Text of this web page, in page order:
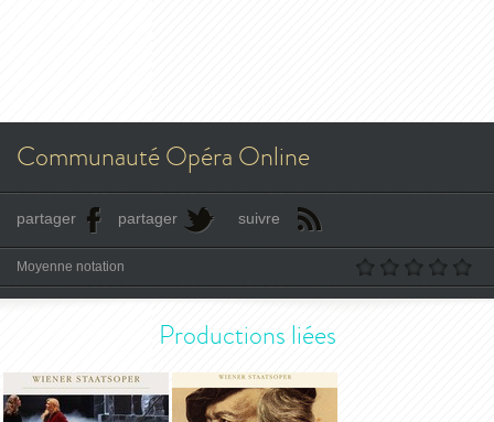
Communauté Opéra Online
partager partager suivre
Moyenne notation
Productions liées